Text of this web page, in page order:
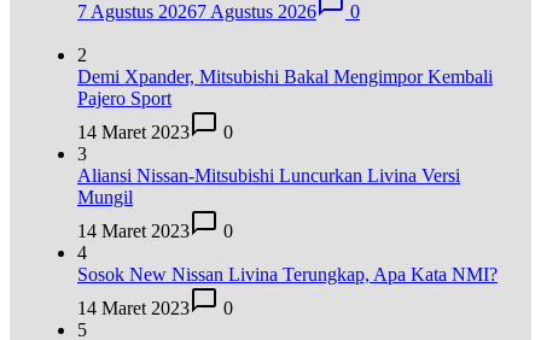
7 Agustus 20267 Agustus 2026 0
2
Demi Xpander, Mitsubishi Bakal Mengimpor Kembali
Pajero Sport
14 Maret 2023
0
3
Aliansi Nissan-Mitsubishi Luncurkan Livina Versi
Mungil
14 Maret 2023
0
4
Sosok New Nissan Livina Terungkap, Apa Kata NMI?
14 Maret 2023
0
5